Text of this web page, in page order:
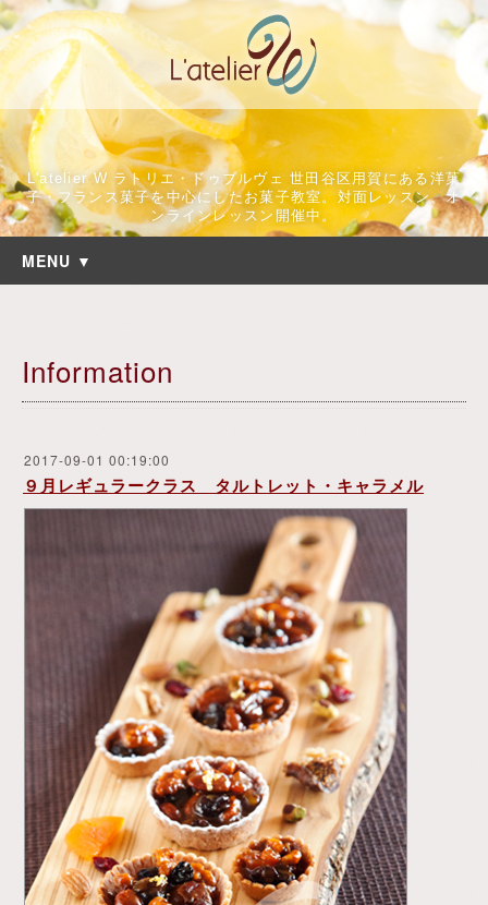
L'atelier W ラトリエ・ドゥブルヴェ 世田谷区用賀にある洋菓
子・フランス菓子を中心にしたお菓子教室。対面レッスン、オ
ンラインレッスン開催中。
MENU ▼
Information
2017-09-01 00:19:00
９月レギュラークラス タルトレット・キャラメル